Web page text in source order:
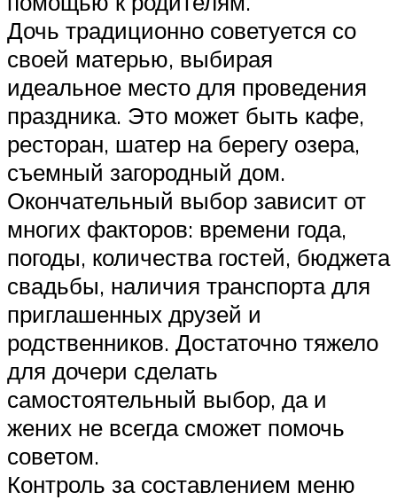
Дочь традиционно советуется со
своей матерью, выбирая
идеальное место для проведения
праздника. Это может быть кафе,
ресторан, шатер на берегу озера,
съемный загородный дом.
Окончательный выбор зависит от
многих факторов: времени года,
погоды, количества гостей, бюджета
свадьбы, наличия транспорта для
приглашенных друзей и
родственников. Достаточно тяжело
для дочери сделать
самостоятельный выбор, да и
жених не всегда сможет помочь
советом.
Контроль за составлением меню